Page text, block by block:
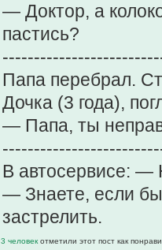
— Доктор, а
пастись?
Папа перебрал.
Дочка (3 года),
— Папа, ты
В автосервисе: —
— Знаете, если
застрелить.
3 человекотметили этот пост как